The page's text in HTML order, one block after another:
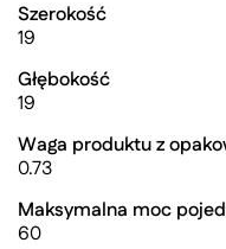
Szerokość
19
Głębokość
19
Waga produktu z
0.73
Maksymalna moc
60